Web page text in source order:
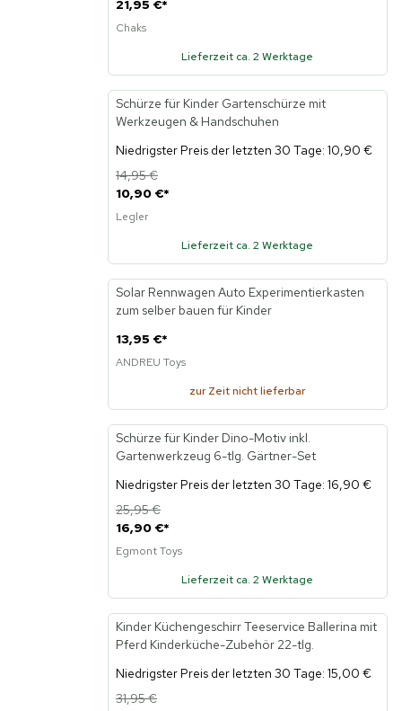
21,95 €*
Chaks
Lieferzeit ca. 2 Werktage
-27%
Schürze für Kinder Gartenschürze mit
Werkzeugen & Handschuhen
Niedrigster Preis der letzten 30 Tage: 10,90 €
10,90 €*
14,95 €
Legler
Lieferzeit ca. 2 Werktage
Solar Rennwagen Auto Experimentierkasten
zum selber bauen für Kinder
13,95 €*
ANDREU Toys
zur Zeit nicht lieferbar
-35%
Schürze für Kinder Dino-Motiv inkl.
Gartenwerkzeug 6-tlg. Gärtner-Set
Niedrigster Preis der letzten 30 Tage: 16,90 €
16,90 €*
25,95 €
Egmont Toys
Lieferzeit ca. 2 Werktage
-53%
Kinder Küchengeschirr Teeservice Ballerina mit
Pferd Kinderküche-Zubehör 22-tlg.
Niedrigster Preis der letzten 30 Tage: 15,00 €
31,95 €